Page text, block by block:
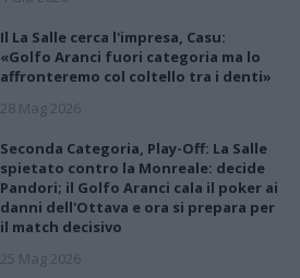
Il La Salle cerca l'impresa, Casu:
«Golfo Aranci fuori categoria ma lo
affronteremo col coltello tra i denti»
28 Mag 2026
Seconda Categoria, Play-Off: La Salle
spietato contro la Monreale: decide
Pandori; il Golfo Aranci cala il poker ai
danni dell'Ottava e ora si prepara per
il match decisivo
25 Mag 2026